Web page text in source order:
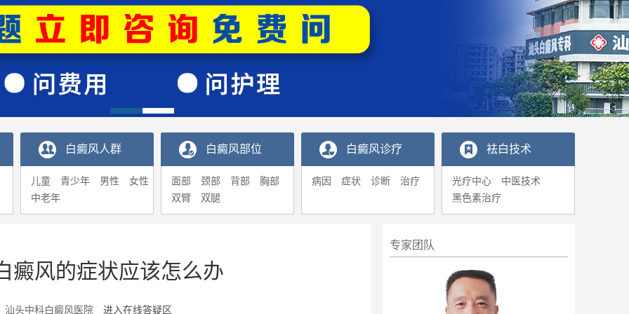
白癜风人群
儿童 青少年 男性
女性
中老年
白癜风部位
面部 颈部 背部
胸部
双臂
双腿
白癜风诊疗
病因 症状 诊断 治疗
袪白技术
光疗中心
中医技术
黑色素治疗
癜风的症状应该怎么办
头中科白癜风医院 进入在线答疑区
专家团队